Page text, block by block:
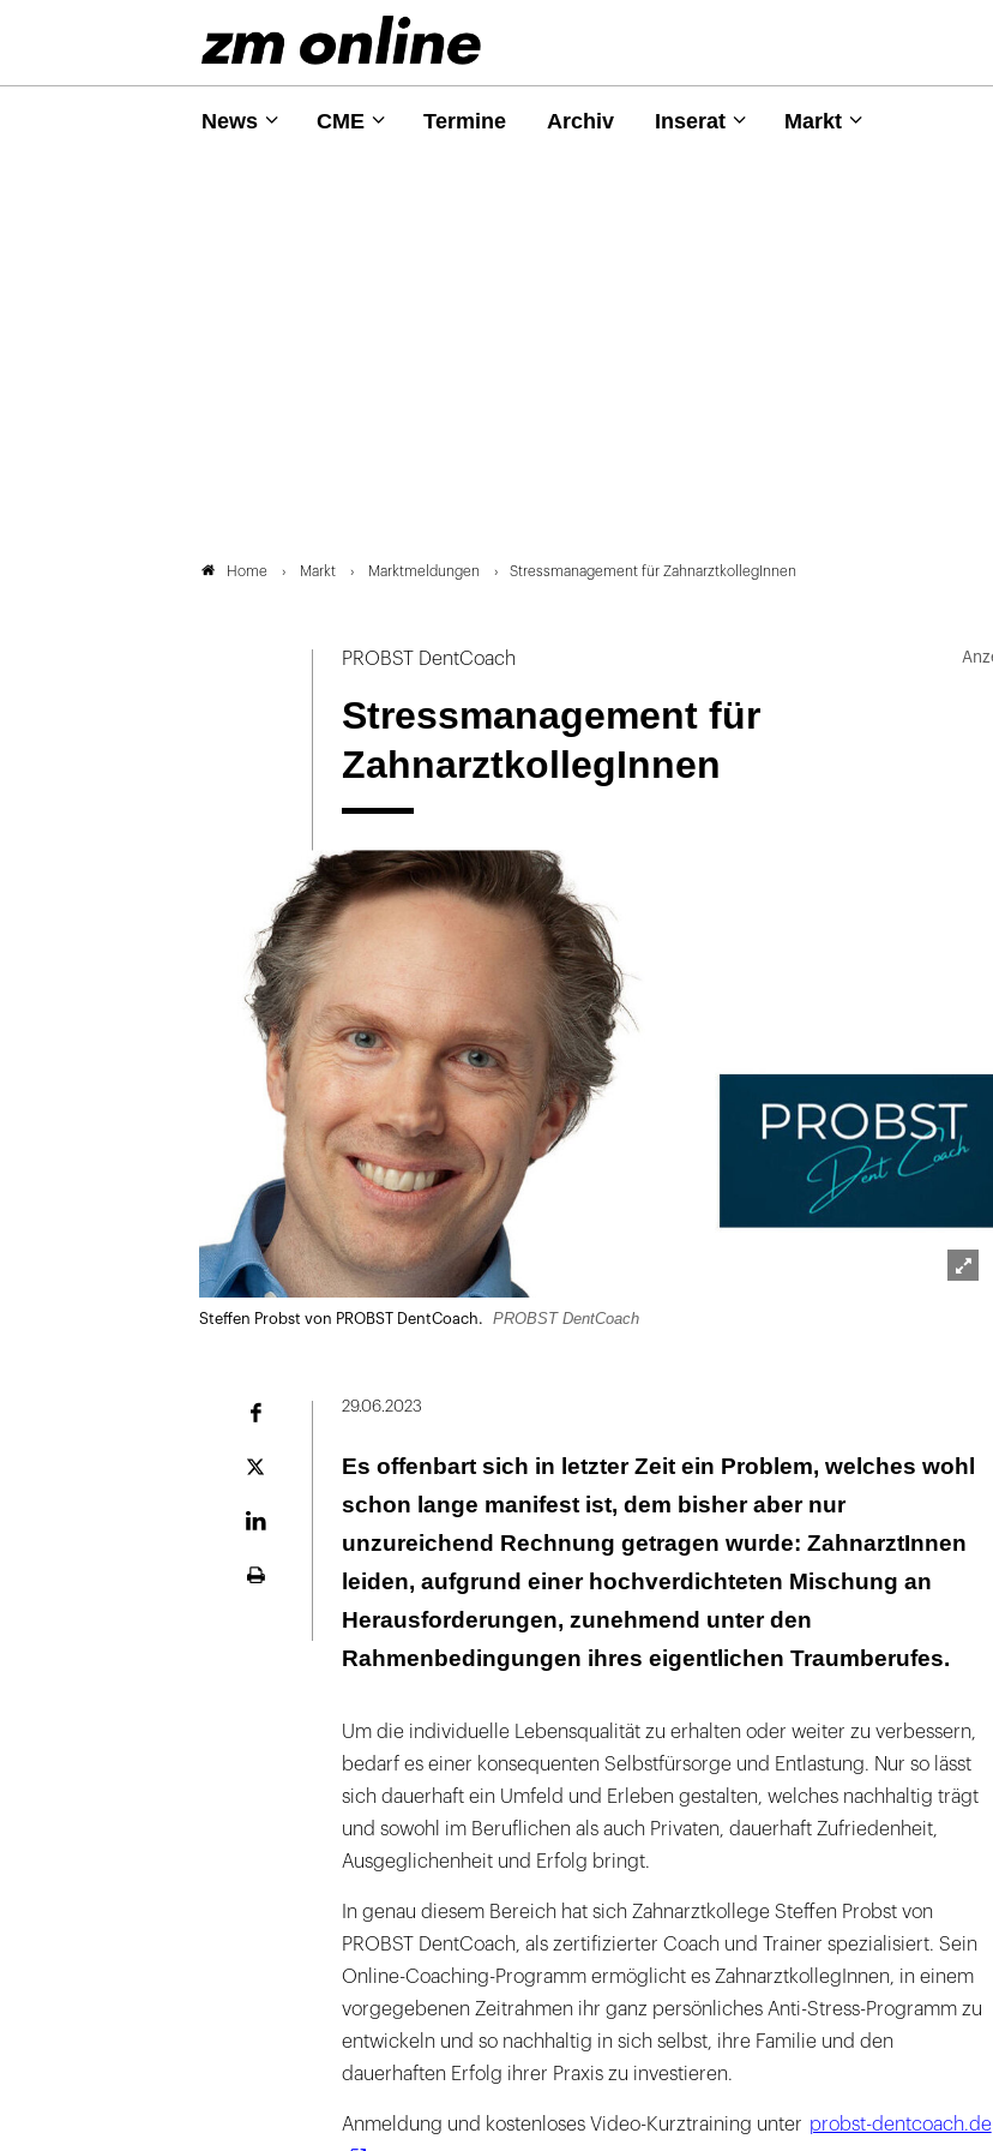
News CME Termine Archiv Inserat Markt
Home Markt Marktmeldungen Stressmanagement für ZahnarztkollegInnen
PROBST DentCoach
Stressmanagement für
ZahnarztkollegInnen
Steffen Probst von PROBST DentCoach. PROBST DentCoach
Plattform
29.06.2023
Es offenbart sich in letzter Zeit ein Problem, welches wohl
schon lange manifest ist, dem bisher aber nur
unzureichend Rechnung getragen wurde: ZahnarztInnen
leiden, aufgrund einer hochverdichteten Mischung an
Herausforderungen, zunehmend unter den
Rahmenbedingungen ihres eigentlichen Traumberufes.
Um die individuelle Lebensqualität zu erhalten oder weiter zu verbessern,
bedarf es einer konsequenten Selbstfürsorge und Entlastung. Nur so lässt
sich dauerhaft ein Umfeld und Erleben gestalten, welches nachhaltig trägt
und sowohl im Beruflichen als auch Privaten, dauerhaft Zufriedenheit,
Ausgeglichenheit und Erfolg bringt.
In genau diesem Bereich hat sich Zahnarztkollege Steffen Probst von
PROBST DentCoach, als zertifizierter Coach und Trainer spezialisiert. Sein
Online-Coaching-Programm ermöglicht es ZahnarztkollegInnen, in einem
vorgegebenen Zeitrahmen ihr ganz persönliches Anti-Stress-Programm zu
entwickeln und so nachhaltig in sich selbst, ihre Familie und den
dauerhaften Erfolg ihrer Praxis zu investieren.
Anmeldung und kostenloses Video-Kurztraining unter probst-dentcoach.de